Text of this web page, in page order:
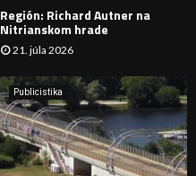
A
N
I
Región: Richard Autner na
Nitrianskom hrade
21. júla 2026
Publicistika